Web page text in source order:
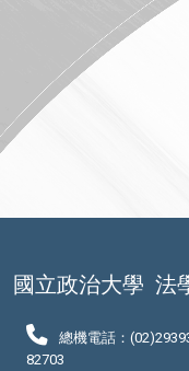
國立政治大學 法
總機電話：
82703